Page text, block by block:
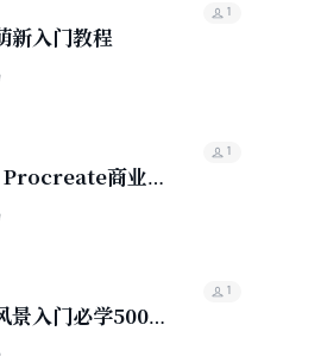
新入门教程
1
商业
计表现技法
1
景入门必学500
1